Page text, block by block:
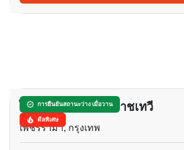
การยืนยันสถานะว่าง เมื่อวาน
ดีลพิเศษ
ไอดีโอ คิว สยาม - ราชเทวี
เพชรรามา, กรุงเทพ